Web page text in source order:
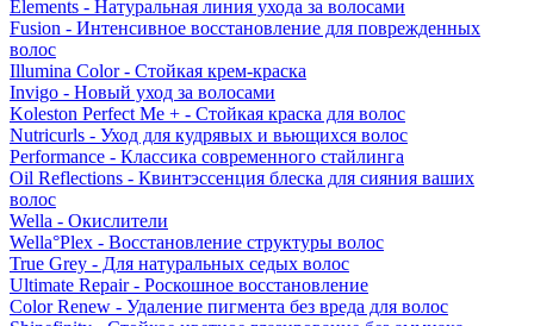
Elements - Натуральная линия ухода за волосами
Fusion - Интенсивное восстановление для поврежденных
волос
Illumina Color - Стойкая крем-краска
Invigo - Новый уход за волосами
Koleston Perfect Me + - Стойкая краска для волос
Nutricurls - Уход для кудрявых и вьющихся волос
Performance - Классика современного стайлинга
Oil Reflections - Квинтэссенция блеска для сияния ваших
волос
Wella - Окислители
Wella°Plex - Восстановление структуры волос
True Grey - Для натуральных седых волос
Ultimate Repair - Роскошное восстановление
Color Renew - Удаление пигмента без вреда для волос